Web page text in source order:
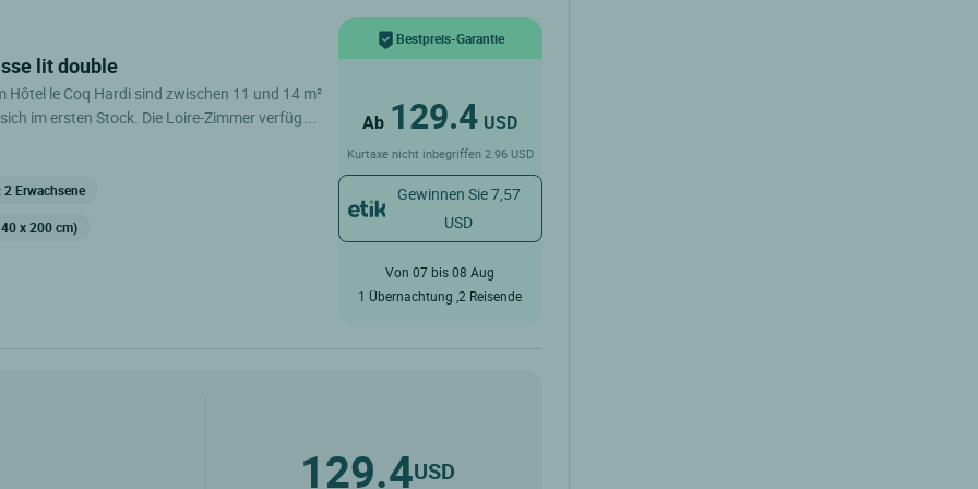
lit double
Hôtel le Coq Hardi sind zwischen 11 und 14 m²
im ersten Stock. Die Loire-Zimmer verfügen
Terrasse von 18 bis 20 m² mit Blick auf
Terrasse mit Blick auf
oder
Erwachsene
x 200 cm)
Bestpreis-Garantie
Ab 129.4 USD
Kurtaxe nicht inbegriffen 2.96 USD
Gewinnen Sie 7,57
USD
Von 07 bis 08 Aug
1 Übernachtung ,2 Reisende
129.4USD